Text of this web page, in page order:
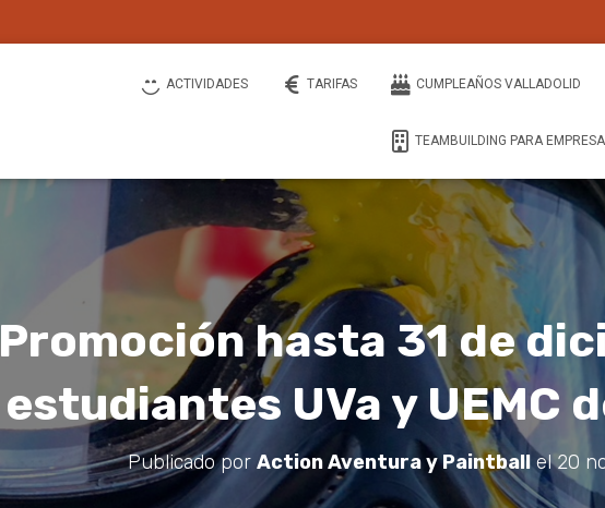
ACTIVIDADES TARIFAS CUMPLEAÑOS VALLADOLID
TEAMBUILDING PARA
Promoción hasta 31 de
estudiantes UVa y UEMC
Publicado por Action Aventura y Paintballel20